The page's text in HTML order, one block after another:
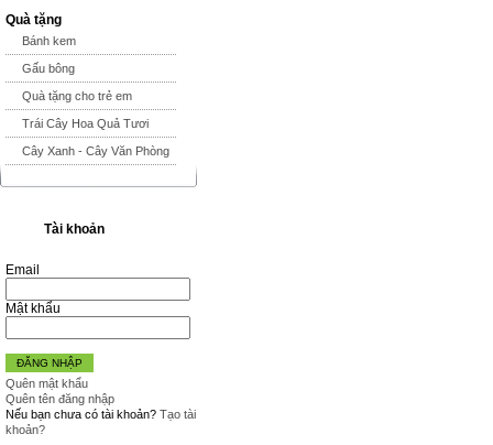
Quà tặng
Bánh kem
Gấu bông
Quà tặng cho trẻ em
Trái Cây Hoa Quả Tươi
Cây Xanh - Cây Văn Phòng
Tài khoản
Email
Mật khẩu
ĐĂNG NHẬP
Quên mật khẩu
Quên tên đăng nhập
Nếu bạn chưa có tài khoản? Tạo tài
khoản?